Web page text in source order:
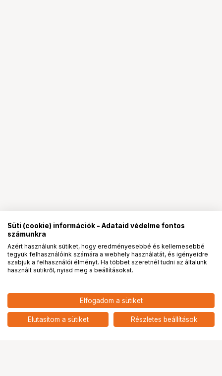
NISI True Color Pro Nano CPL Polárszűrő -
Cirkuláris Polarizált Szűrő 46MM
- HUF
nettó: -
PROpartnerségek
Süti (cookie) információk - Adataid védelme fontos
számunkra
Azért használunk sütiket, hogy eredményesebbé és kellemesebbé
tegyük felhasználóink számára a webhely használatát, és igényeidre
szabjuk a felhasználói élményt. Ha többet szeretnél tudni az általunk
használt sütikről, nyisd meg a beállításokat.
Elfogadom a sütiket
Elutasítom a sütiket Részletes beállítások